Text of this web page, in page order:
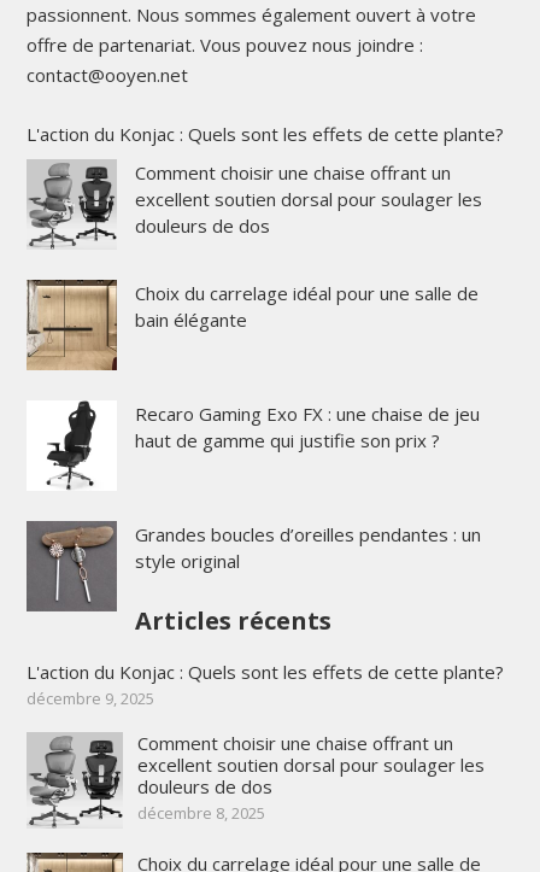
passionnent. Nous sommes également ouvert à votre
offre de partenariat. Vous pouvez nous joindre :
contact@ooyen.net
L'action du Konjac : Quels sont les effets de cette plante?
Comment choisir une chaise offrant un
excellent soutien dorsal pour soulager les
douleurs de dos
Choix du carrelage idéal pour une salle de
bain élégante
Recaro Gaming Exo FX : une chaise de jeu
haut de gamme qui justifie son prix ?
Grandes boucles d’oreilles pendantes : un
style original
Articles récents
L'action du Konjac : Quels sont les effets de cette plante?
décembre 9, 2025
Comment choisir une chaise offrant un
excellent soutien dorsal pour soulager les
douleurs de dos
décembre 8, 2025
Choix du carrelage idéal pour une salle de